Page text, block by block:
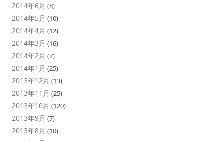
2014年6月 (8)
2014年5月 (10)
2014年4月 (12)
2014年3月 (16)
2014年2月 (7)
2014年1月 (25)
2013年12月 (13)
2013年11月 (25)
2013年10月 (120)
2013年9月 (7)
2013年8月 (10)